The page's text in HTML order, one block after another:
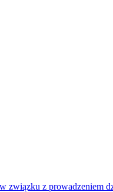
związku z prowadzeniem